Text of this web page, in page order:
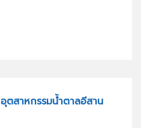
ตสาหกรรมน้ำตาลอีสาน